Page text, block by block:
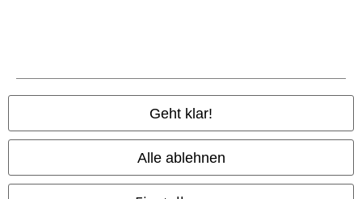
Geht klar!
Alle ablehnen
EMP Online Shops
EMP International